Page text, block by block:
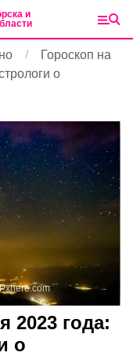
и
Гороскоп на
о
Pxhere.com
2023 года:
о